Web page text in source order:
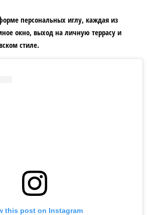
персональных иглу, каждая из
окно, выход на личную террасу и
стиле.
this post on Instagram